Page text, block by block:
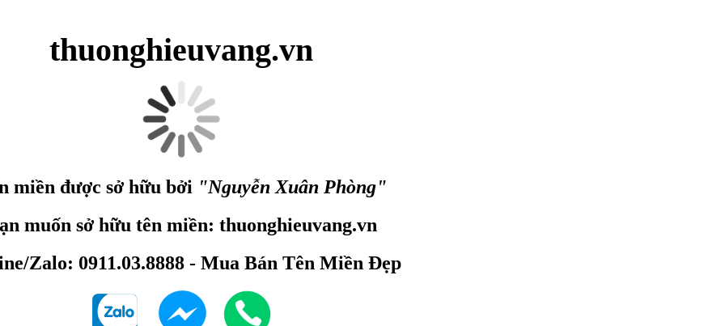
thuonghieuvang.vn
miền được sở hữu bởi "Nguyễn Xuân Phòng"
muốn sở hữu tên miền: thuonghieuvang.vn
Zalo: 0911.03.8888 - Mua Bán Tên Miền Đẹp